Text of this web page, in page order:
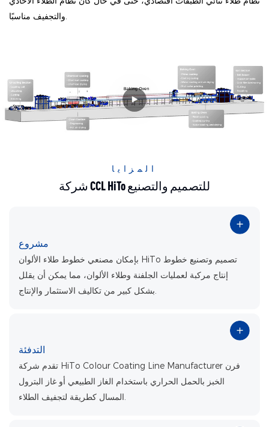
والتجفيف مناسبًا.
المزايا
شركة CCL HiTo للتصميم والتصنيع
مشروع
بإمكان مصنعي خطوط طلاء الألوان HiTo تصميم وتصنيع خطوط
إنتاج مركبة لعمليات الجلفنة وطلاء الألوان، مما يمكن أن يقلل
بشكل كبير من تكاليف الاستثمار والإنتاج.
التدفئة
تقدم شركة HiTo Colour Coating Line Manufacturer فرن
الخبز بالحمل الحراري باستخدام الغاز الطبيعي أو غاز البترول
المسال كطريقة لتجفيف الطلاء.